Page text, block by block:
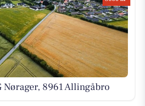
Nørager, 8961 Allingåbro